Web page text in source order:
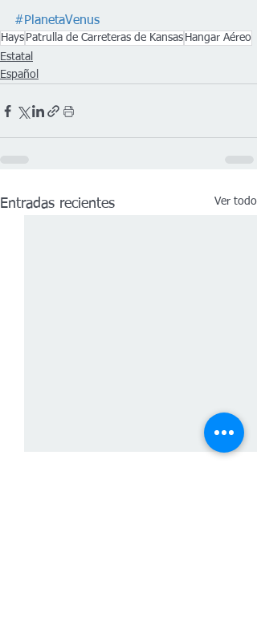
#PlanetaVenus
Hays Patrulla de Carreteras de Kansas Hangar Aéreo
Estatal
Español
Entradas recientes Ver todo